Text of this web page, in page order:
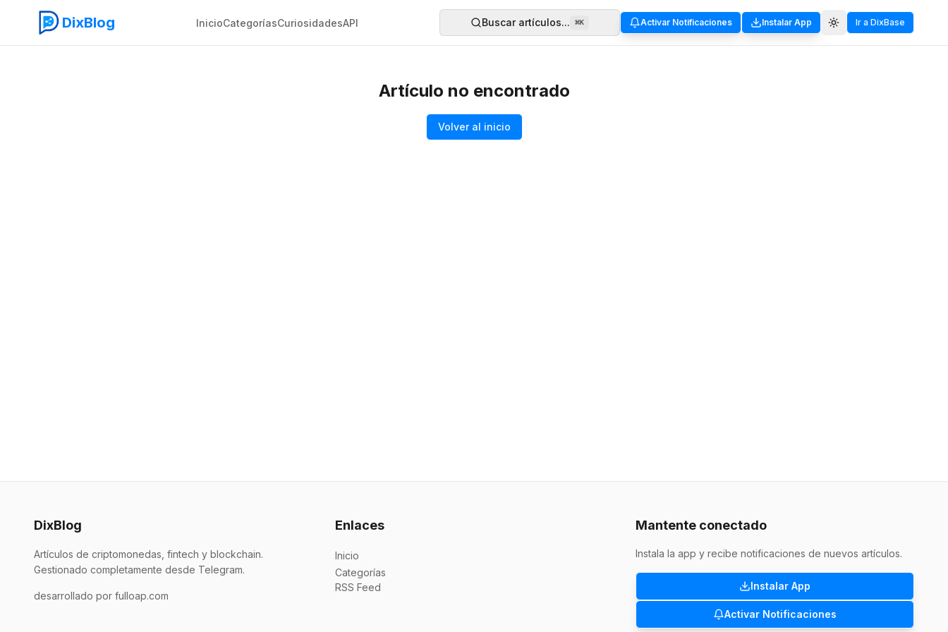
DixBlog InicioCategoríasCuriosidadesAPI Buscar artículos... ⌘K Activar Notificaciones Instalar App Ir a DixBase
Artículo no encontrado
Volver al inicio
DixBlog
Artículos de criptomonedas, fintech y blockchain.
Gestionado completamente desde Telegram.
desarrollado por fulloap.com
Enlaces
Inicio
Categorías
RSS Feed
Mantente conectado
Instala la app y recibe notificaciones de nuevos artículos.
Instalar App
Activar Notificaciones